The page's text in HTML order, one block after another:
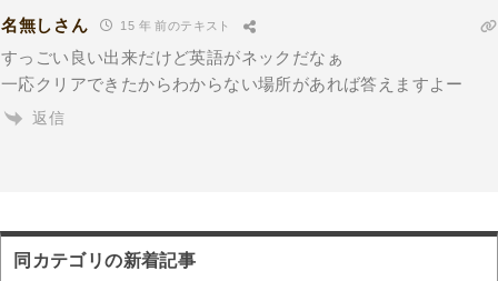
名無しさん 15 年 前のテキスト
すっごい良い出来だけど英語がネックだなぁ
一応クリアできたからわからない場所があれば答えますよー
返信
同カテゴリの新着記事